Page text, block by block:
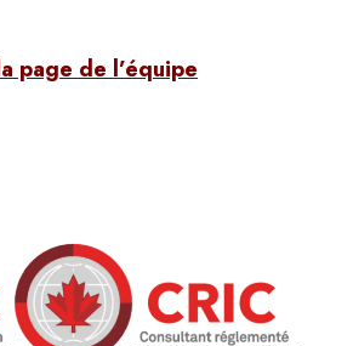
page de l’équipe